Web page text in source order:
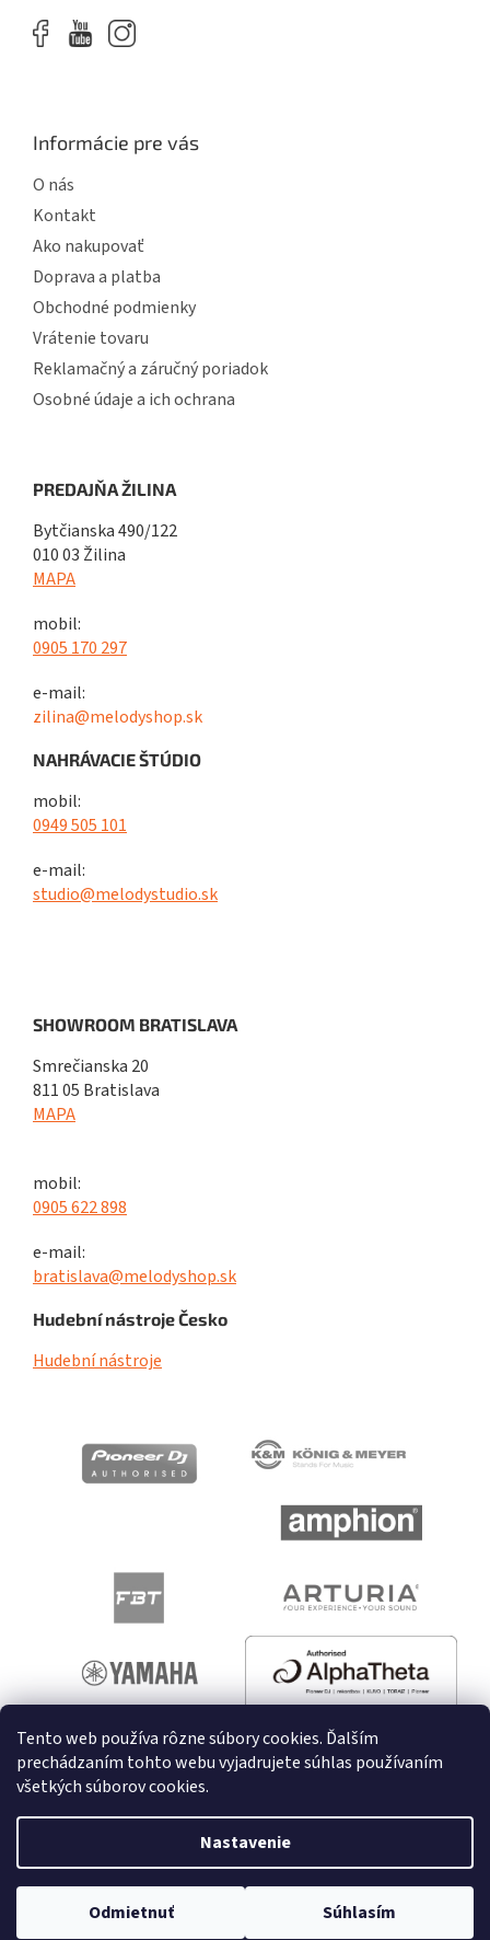
Tento web používa rôzne súbory cookies. Ďalším
prechádzaním tohto webu vyjadrujete súhlas používaním
všetkých súborov cookies.
Nastavenie
Odmietnuť Súhlasím
Informácie pre vás
O nás
Kontakt
Ako nakupovať
Doprava a platba
Obchodné podmienky
Vrátenie tovaru
Reklamačný a záručný poriadok
Osobné údaje a ich ochrana
PREDAJŇA ŽILINA
Bytčianska 490/122
010 03 Žilina
MAPA
mobil:
0905 170 297
e-mail:
zilina@melodyshop.sk
NAHRÁVACIE ŠTÚDIO
mobil:
0949 505 101
e-mail:
studio@melodystudio.sk
SHOWROOM BRATISLAVA
Smrečianska 20
811 05 Bratislava
MAPA
mobil:
0905 622 898
e-mail:
bratislava@melodyshop.sk
Hudební nástroje Česko
Hudební nástroje
Vytvoril Shoptet
Copyright 2026melodyshop.sk. Všetky práva vyhradené.
Upraviť nastavenie cookies